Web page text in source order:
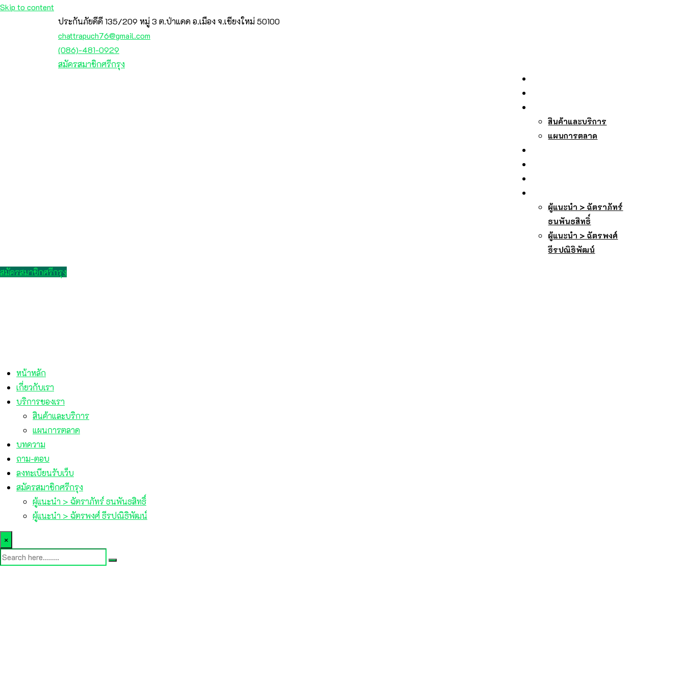
Skip to content
ประกันภัยดีดี 135/209 หมู่ 3 ต.ป่าแดด อ.เมือง จ.เชียงใหม่ 50100
chattrapuch76@gmail.com
(086)-481-0929
สมัครสมาชิกศรีกรุง
สินค้าและบริการ
แผนการตลาด
ผู้แนะนำ > ฉัตราภัทร์
ธนพันธสิทธิ์
ผู้แนะนำ > ฉัตรพงศ์
ธีรปณิธิพัฒน์
สมัครสมาชิกศรีกรุง
หน้าหลัก
เกี่ยวกับเรา
บริการของเรา
สินค้าและบริการ
แผนการตลาด
บทความ
ถาม-ตอบ
ลงทะเบียนรับเว็บ
สมัครสมาชิกศรีกรุง
ผู้แนะนำ > ฉัตราภัทร์ ธนพันธสิทธิ์
ผู้แนะนำ > ฉัตรพงศ์ ธีรปณิธิพัฒน์
×